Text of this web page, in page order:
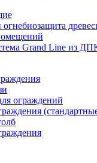
Grand Line из
ограждений